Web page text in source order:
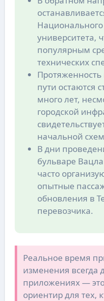
университета,
популярным
технических
пути остаются
много лет,
городской
начальной
В дни
бульваре
часто
опытные
обновления в
перевозчика.
Реальное время
изменения всегда
приложениях —
ориентир для тех,